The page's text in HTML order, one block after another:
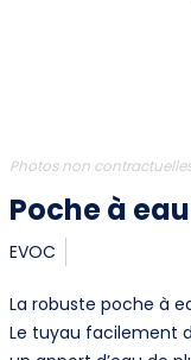
Photos non
Poche à
EVOC
La robuste poche à
Le tuyau facilement